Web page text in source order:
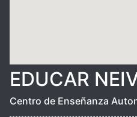
EDUCAR
Centro de Enseñanza